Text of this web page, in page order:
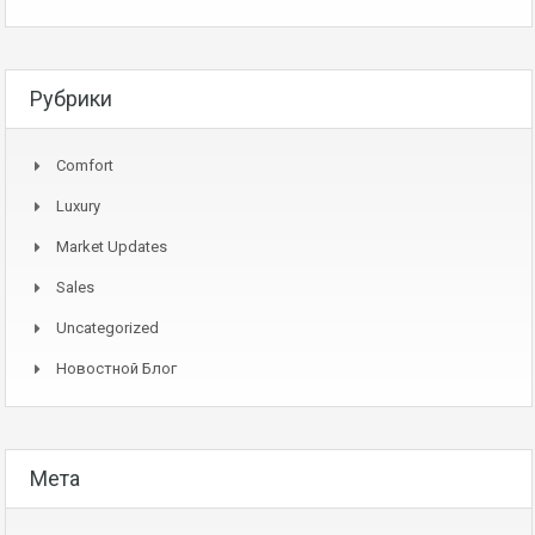
Рубрики
Comfort
Luxury
Market Updates
Sales
Uncategorized
Новостной Блог
Мета